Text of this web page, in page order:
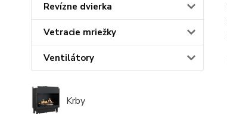
Revízne dvierka
Vetracie mriežky
Ventilátory
Krby